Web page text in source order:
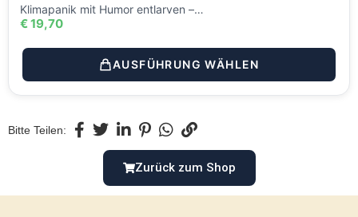
Klimapanik mit Humor entlarven –…
€19,70
AUSFÜHRUNG WÄHLEN
Bitte Teilen:
Zurück zum Shop